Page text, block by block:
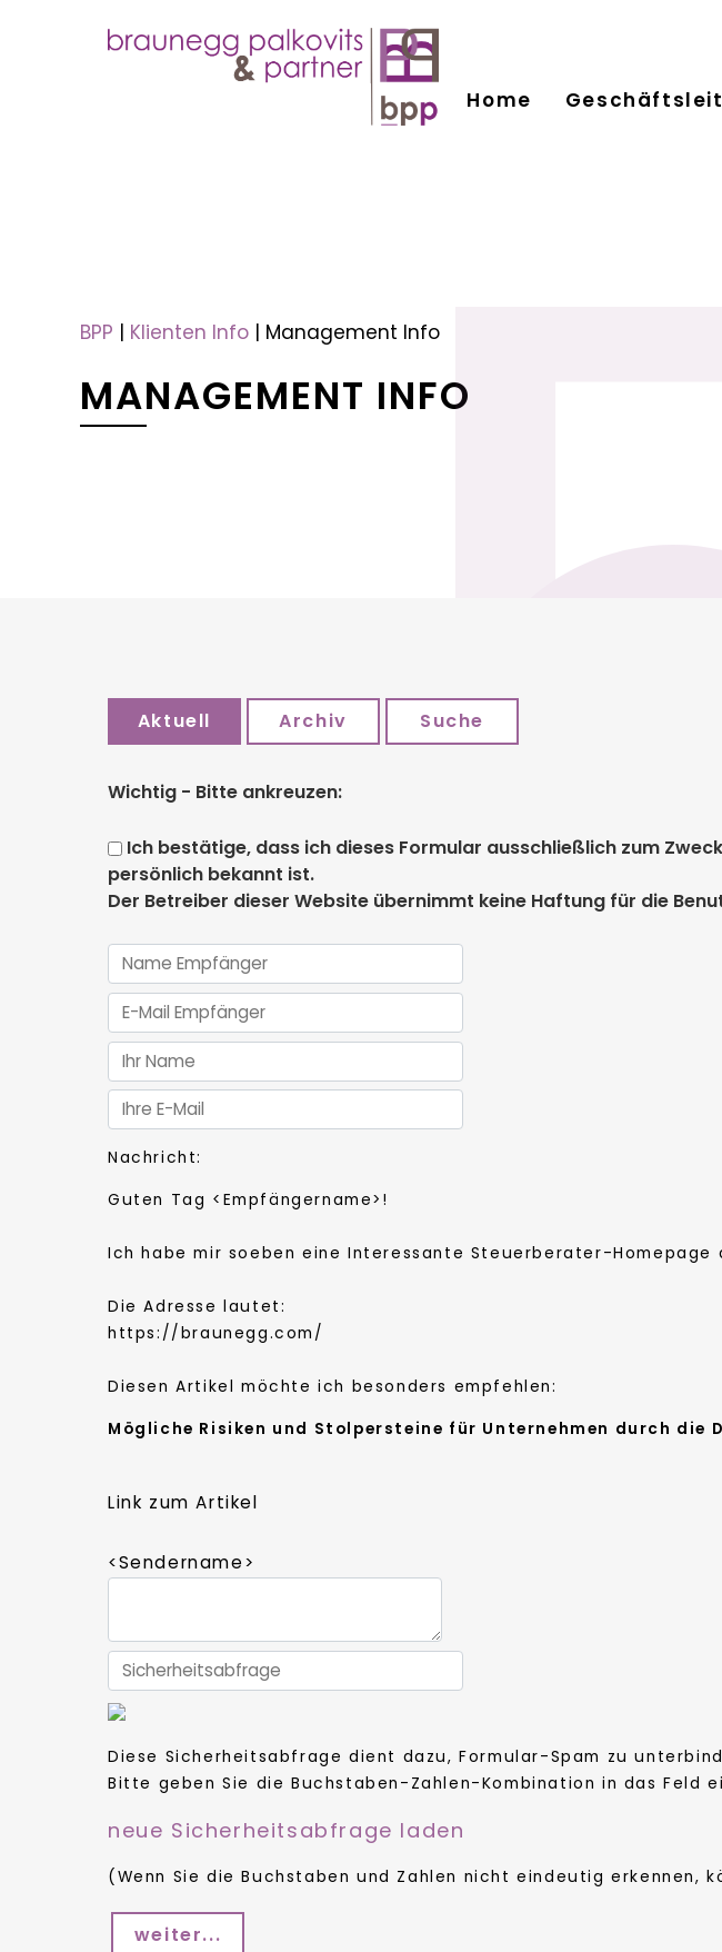
Home
BPP | Klienten Info | Management Info
MANAGEMENT INFO
Aktuell Archiv Suche
Wichtig - Bitte ankreuzen:
Ich bestätige, dass ich dieses Formular ausschließlich zum
persönlich bekannt ist.
Der Betreiber dieser Website übernimmt keine Haftung für die
Nachricht:
Guten Tag <Empfängername>!
Ich habe mir soeben eine Interessante Steuerberater-Homepage
Die Adresse lautet:
https://braunegg.com/
Diesen Artikel möchte ich besonders empfehlen:
Mögliche Risiken und Stolpersteine für Unternehmen durch die
Link zum Artikel
<Sendername>
Diese Sicherheitsabfrage dient dazu, Formular-Spam zu
Bitte geben Sie die Buchstaben-Zahlen-Kombination in das Feld
neue Sicherheitsabfrage laden
(Wenn Sie die Buchstaben und Zahlen nicht eindeutig erkennen,